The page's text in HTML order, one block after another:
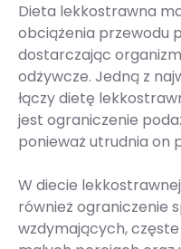
Dieta lekkostrawna
obciążenia przewodu
dostarczając
odżywcze. Jedną z
łączy dietę
jest ograniczenie
ponieważ utrudnia on
W diecie
również ograniczenie
wzdymających,